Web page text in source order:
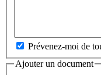
Prévenez-moi de
Ajouter un document